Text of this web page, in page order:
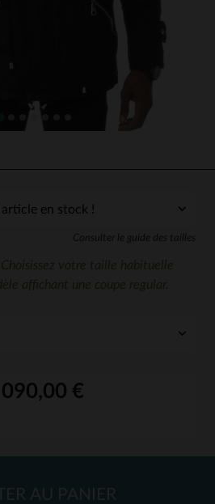
Consulter le guide des tailles
votre taille habituelle
affichant une coupe regular.
€
AU PANIER